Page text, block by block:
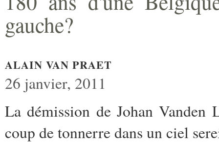
gauche?
ALAIN VAN PRAET
26 janvier, 2011
La démission de Johan
coup de tonnerre dans un ciel